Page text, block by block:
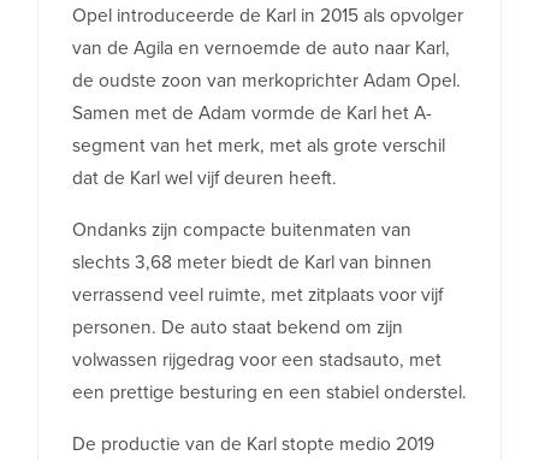
Opel introduceerde de Karl in 2015 als opvolger
van de Agila en vernoemde de auto naar Karl,
de oudste zoon van merkoprichter Adam Opel.
Samen met de Adam vormde de Karl het A-
segment van het merk, met als grote verschil
dat de Karl wel vijf deuren heeft.
Ondanks zijn compacte buitenmaten van
slechts 3,68 meter biedt de Karl van binnen
verrassend veel ruimte, met zitplaats voor vijf
personen. De auto staat bekend om zijn
volwassen rijgedrag voor een stadsauto, met
een prettige besturing en een stabiel onderstel.
De productie van de Karl stopte medio 2019